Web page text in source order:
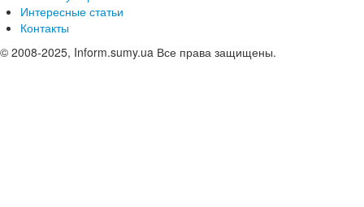
Интересные статьи
Контакты
© 2008-2025, Inform.sumy.ua Все права защищены.